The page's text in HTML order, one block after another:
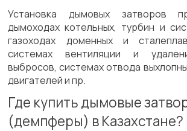
Установка дымовых затворов
дымоходах котельных, турбин и
газоходах доменных и
системах вентиляции и
выбросов, системах отвода
двигателей и пр.
Где купить дымовые
(демпферы) в Казахстане?